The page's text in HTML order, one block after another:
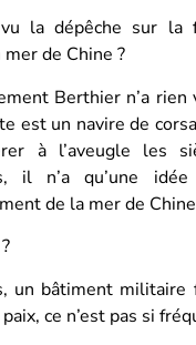
la dépêche sur la
de Chine ?
Berthier n’a rien
est un navire de
à l’aveugle les
il n’a qu’une
de la mer de
un bâtiment militaire
ce n’est pas si